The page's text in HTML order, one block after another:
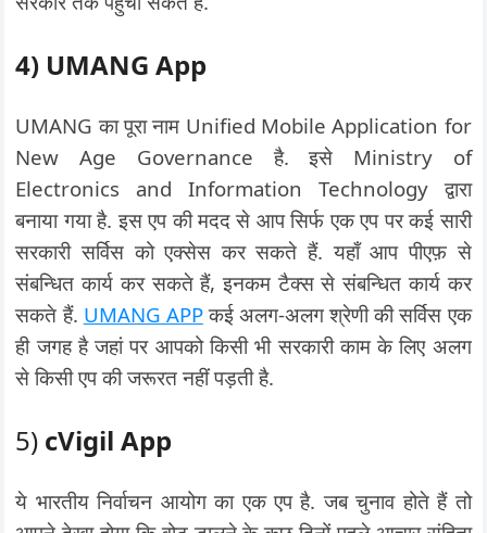
4) UMANG App
UMANG का पूरा नाम Unified Mobile Application for
New Age Governance है. इसे Ministry of
Electronics and Information Technology द्वारा
बनाया गया है. इस एप की मदद से आप सिर्फ एक एप पर कई सारी
सरकारी सर्विस को एक्सेस कर सकते हैं. यहाँ आप पीएफ़ से
संबन्धित कार्य कर सकते हैं, इनकम टैक्स से संबन्धित कार्य कर
सकते हैं. UMANG APPकई अलग-अलग श्रेणी की सर्विस एक
ही जगह है जहां पर आपको किसी भी सरकारी काम के लिए अलग
से किसी एप की जरूरत नहीं पड़ती है.
5) cVigil App
ये भारतीय निर्वाचन आयोग का एक एप है. जब चुनाव होते हैं तो